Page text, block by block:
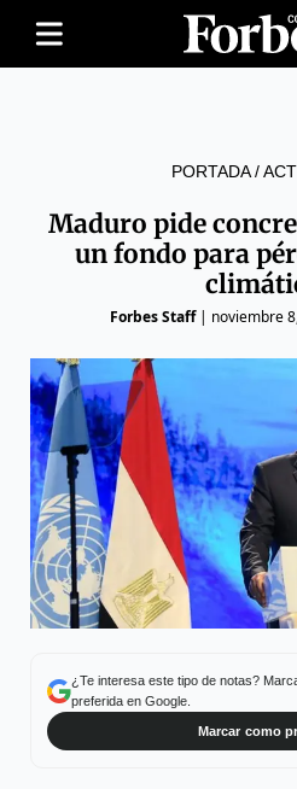
PORTADA/
Maduro pide
un fondo para
Forbes Staff| noviembre
¿Te interesa este tipo de notas?
preferida en Google.
Marcar como